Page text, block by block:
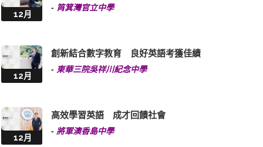
12月
- 筲箕灣官立中學
12月
創新結合數字教育 良好英語考獲佳績
- 東華三院吳祥川紀念中學
12月
高效學習英語 成才回饋社會
- 將軍澳香島中學